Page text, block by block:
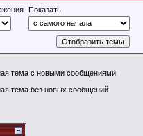
Показать
тема с новыми сообщениями
тема без новых сообщений